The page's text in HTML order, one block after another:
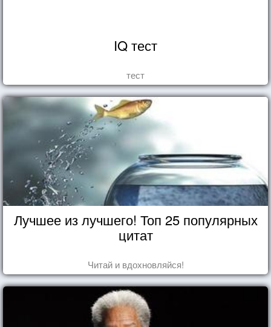
IQ тест
тест
Лучшее из лучшего! Топ 25 популярных
цитат
Читай и вдохновляйся!